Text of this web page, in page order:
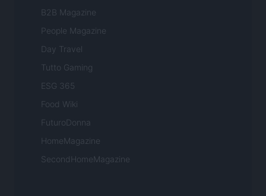
B2B Magazine
People Magazine
Day Travel
Tutto Gaming
ESG 365
Food Wiki
FuturoDonna
HomeMagazine
SecondHomeMagazine